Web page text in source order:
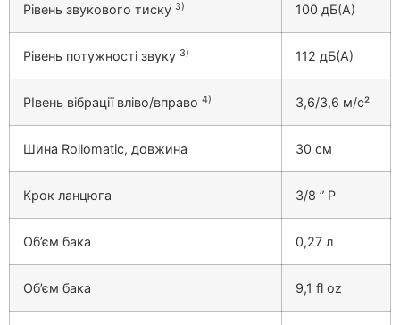
Рівень звукового тиску 3) 100 дБ(А)
Рівень потужності звуку 3) 112 дБ(А)
РІвень вібрації вліво/вправо 4) 3,6/3,6 м/с²
Шина Rollomatic, довжина 30 см
Крок ланцюга 3/8 ” P
Об’єм бака 0,27 л
Об’єм бака 9,1 fl oz